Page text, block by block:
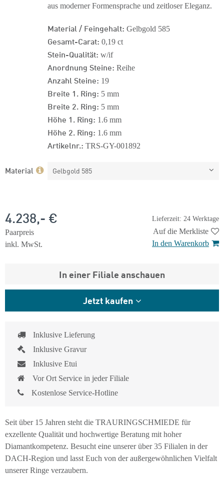
aus moderner Formensprache und zeitloser Eleganz.
Material / Feingehalt: Gelbgold 585
Gesamt-Carat: 0,19 ct
Stein-Qualität: w/if
Anordnung Steine: Reihe
Anzahl Steine: 19
Breite 1. Ring: 5 mm
Breite 2. Ring: 5 mm
Höhe 1. Ring: 1.6 mm
Höhe 2. Ring: 1.6 mm
Artikelnr.: TRS-GY-001892
Material Gelbgold 585
Lieferzeit: 24 Werktage
4.238,- €
Paarpreis
inkl. MwSt.
Auf die Merkliste
In den Warenkorb
In einer Filiale anschauen
Jetzt kaufen
Inklusive Lieferung
Inklusive Gravur
Inklusive Etui
Vor Ort Service in jeder Filiale
Kostenlose Service-Hotline
Seit über 15 Jahren steht die TRAURINGSCHMIEDE für
exzellente Qualität und hochwertige Beratung mit hoher
Diamantkompetenz. Besucht eine unserer über 35 Filialen in der
DACH-Region und lasst Euch von der außergewöhnlichen Vielfalt
unserer Ringe verzaubern.